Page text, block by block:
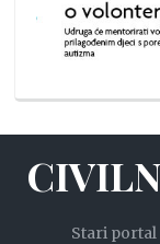
Stari portal